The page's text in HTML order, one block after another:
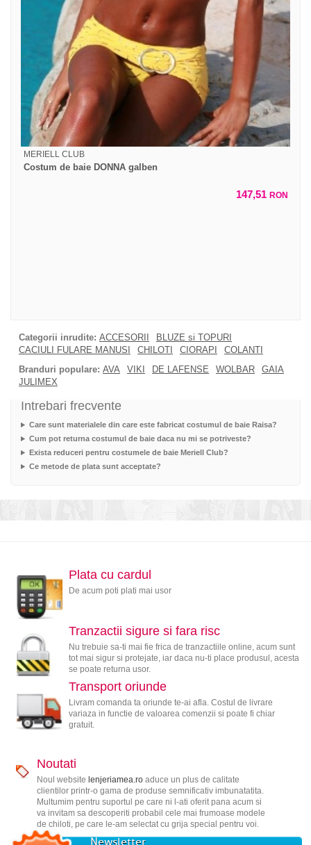
MERIELL CLUB
Costum de baie DONNA galben
147,51 RON
Categorii inrudite: ACCESORII
BLUZE si TOPURI
CACIULI FULARE MANUSI
CHILOTI CIORAPI
COLANTI
Branduri populare: AVA VIKI DE LAFENSE WOLBAR
GAIA
JULIMEX
Intrebari frecvente
Care sunt materialele din care este fabricat costumul de baie Raisa?
Cum pot returna costumul de baie daca nu mi se potriveste?
Exista reduceri pentru costumele de baie Meriell Club?
Ce metode de plata sunt acceptate?
Plata cu cardul
De acum poti plati mai usor
Tranzactii sigure si fara risc
Nu trebuie sa-ti mai fie frica de tranzactiile online, acum sunt
tot mai sigur si protejate, iar daca nu-ti place produsul, acesta
se poate returna usor.
Transport oriunde
Livram comanda ta oriunde te-ai afla. Costul de livrare
variaza in functie de valoarea comenzii si poate fi chiar
gratuit.
Noutati
Noul website lenjeriamea.roaduce un plus de calitate
clientilor printr-o gama de produse semnificativ imbunatatita.
Multumim pentru suportul pe care ni l-ati oferit pana acum si
va invitam sa descoperiti probabil cele mai frumoase modele
de chiloti, pe care le-am selectat cu grija special pentru voi.